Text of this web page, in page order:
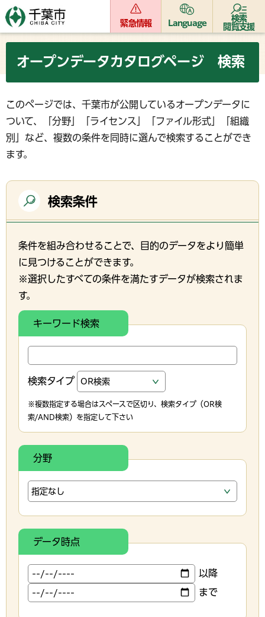
緊急情報 Language
検索
閲覧支援
オープンデータカタログページ 検索
このページでは、千葉市が公開しているオープンデータに
ついて、「分野」「ライセンス」「ファイル形式」「組織
別」など、複数の条件を同時に選んで検索することができ
ます。
検索条件
条件を組み合わせることで、目的のデータをより簡単
に見つけることができます。
※選択したすべての条件を満たすデータが検索されま
す。
キーワード検索
検索タイプ
※複数指定する場合はスペースで区切り、検索タイプ（OR検
索/AND検索）を指定して下さい
分野
データ時点
以降
まで